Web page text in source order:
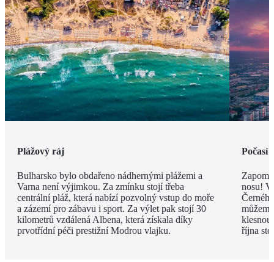
Plážový ráj
Bulharsko bylo obdařeno nádhernými plážemi a
Varna není výjimkou. Za zmínku stojí třeba
centrální pláž, která nabízí pozvolný vstup do moře
a zázemí pro zábavu i sport. Za výlet pak stojí 30
kilometrů vzdálená Albena, která získala díky
prvotřídní péči prestižní Modrou vlajku.
Počasí
nosu!
října